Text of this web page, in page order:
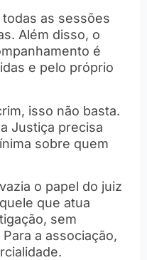
as sessões
Além disso, o
é
e pelo próprio
isso não basta.
Justiça precisa
sobre quem
o papel do juiz
que atua
sem
a associação,